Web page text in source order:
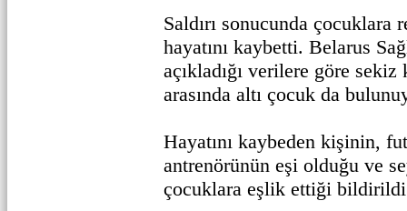
Saldırı sonucunda çocuklara
hayatını kaybetti. Belarus
açıkladığı verilere göre
arasında altı çocuk da
Hayatını kaybeden kişinin,
antrenörünün eşi olduğu ve
çocuklara eşlik ettiği